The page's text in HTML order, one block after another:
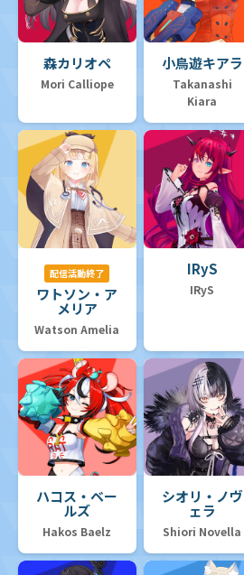
森カリオペ
Mori Calliope
小鳥遊キアラ
Takanashi
Kiara
配信活動終了
ワトソン・ア
メリア
Watson Amelia
IRyS
IRyS
ハコス・ベー
ルズ
Hakos Baelz
シオリ・ノヴ
ェラ
Shiori Novella